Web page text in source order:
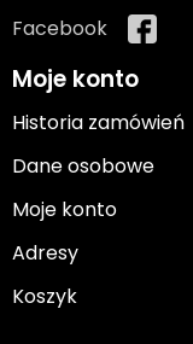
Facebook
Moje konto
Historia zamówień
Dane osobowe
Moje konto
Adresy
Koszyk